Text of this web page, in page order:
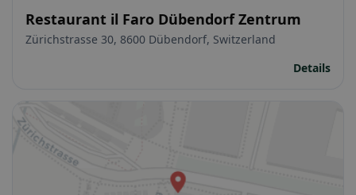
Restaurant il Faro Dübendorf Zentrum
Zürichstrasse 30, 8600 Dübendorf, Switzerland
Details